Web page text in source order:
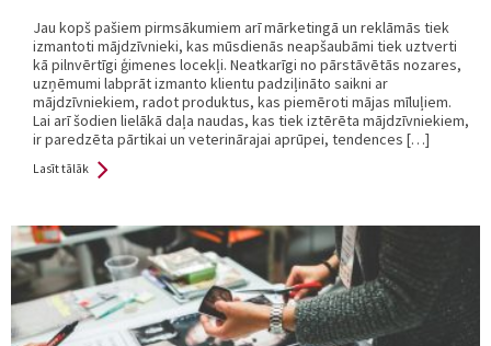
Jau kopš pašiem pirmsākumiem arī mārketingā un reklāmās tiek
izmantoti mājdzīvnieki, kas mūsdienās neapšaubāmi tiek uztverti
kā pilnvērtīgi ģimenes locekļi. Neatkarīgi no pārstāvētās nozares,
uzņēmumi labprāt izmanto klientu padziļināto saikni ar
mājdzīvniekiem, radot produktus, kas piemēroti mājas mīluļiem.
Lai arī šodien lielākā daļa naudas, kas tiek iztērēta mājdzīvniekiem,
ir paredzēta pārtikai un veterinārajai aprūpei, tendences […]
Lasīt tālāk